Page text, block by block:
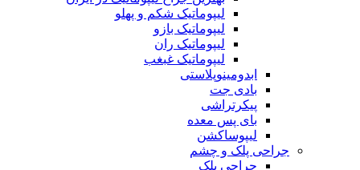
لیپوماتیک شکم و پهلو
لیپوماتیک بازو
لیپوماتیک ران
لیپوماتیک غبغب
ابدومینوپلاستی
بادی‌ جت
پیکرتراشی
بای پس معده
لیپوساکشن
جراحی پلک و چشم
جراحی پلک